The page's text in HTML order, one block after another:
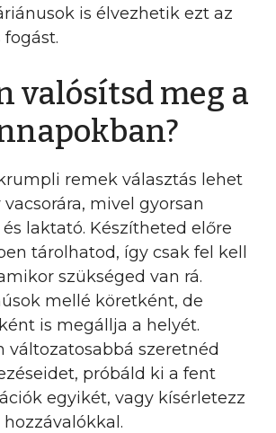
is élvezhetik ezt az
fogást.
valósítsd meg a
remek választás lehet
mivel gyorsan
laktató. Készítheted előre
tárolhatod, így csak fel kell
szükséged van rá.
mellé köretként, de
is megállja a helyét.
változatosabbá szeretnéd
próbáld ki a fent
egyikét, vagy kísérletezz